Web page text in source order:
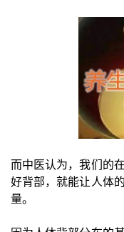
而中医认为，我们的
好背部，就能让人体
量。